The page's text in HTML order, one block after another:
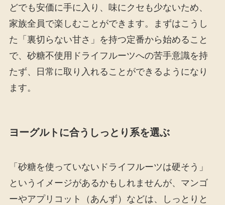
どでも安価に手に入り、味にクセも少ないため、
家族全員で楽しむことができます。まずはこうし
た「裏切らない甘さ」を持つ定番から始めること
で、砂糖不使用ドライフルーツへの苦手意識を持
たず、日常に取り入れることができるようになり
ます。
ヨーグルトに合うしっとり系を選ぶ
「砂糖を使っていないドライフルーツは硬そう」
というイメージがあるかもしれませんが、マンゴ
ーやアプリコット（あんず）などは、しっとりと